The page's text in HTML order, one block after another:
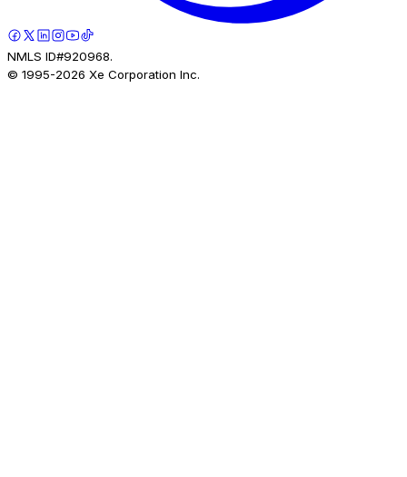
NMLS ID#920968.
© 1995-2026 Xe Corporation Inc.